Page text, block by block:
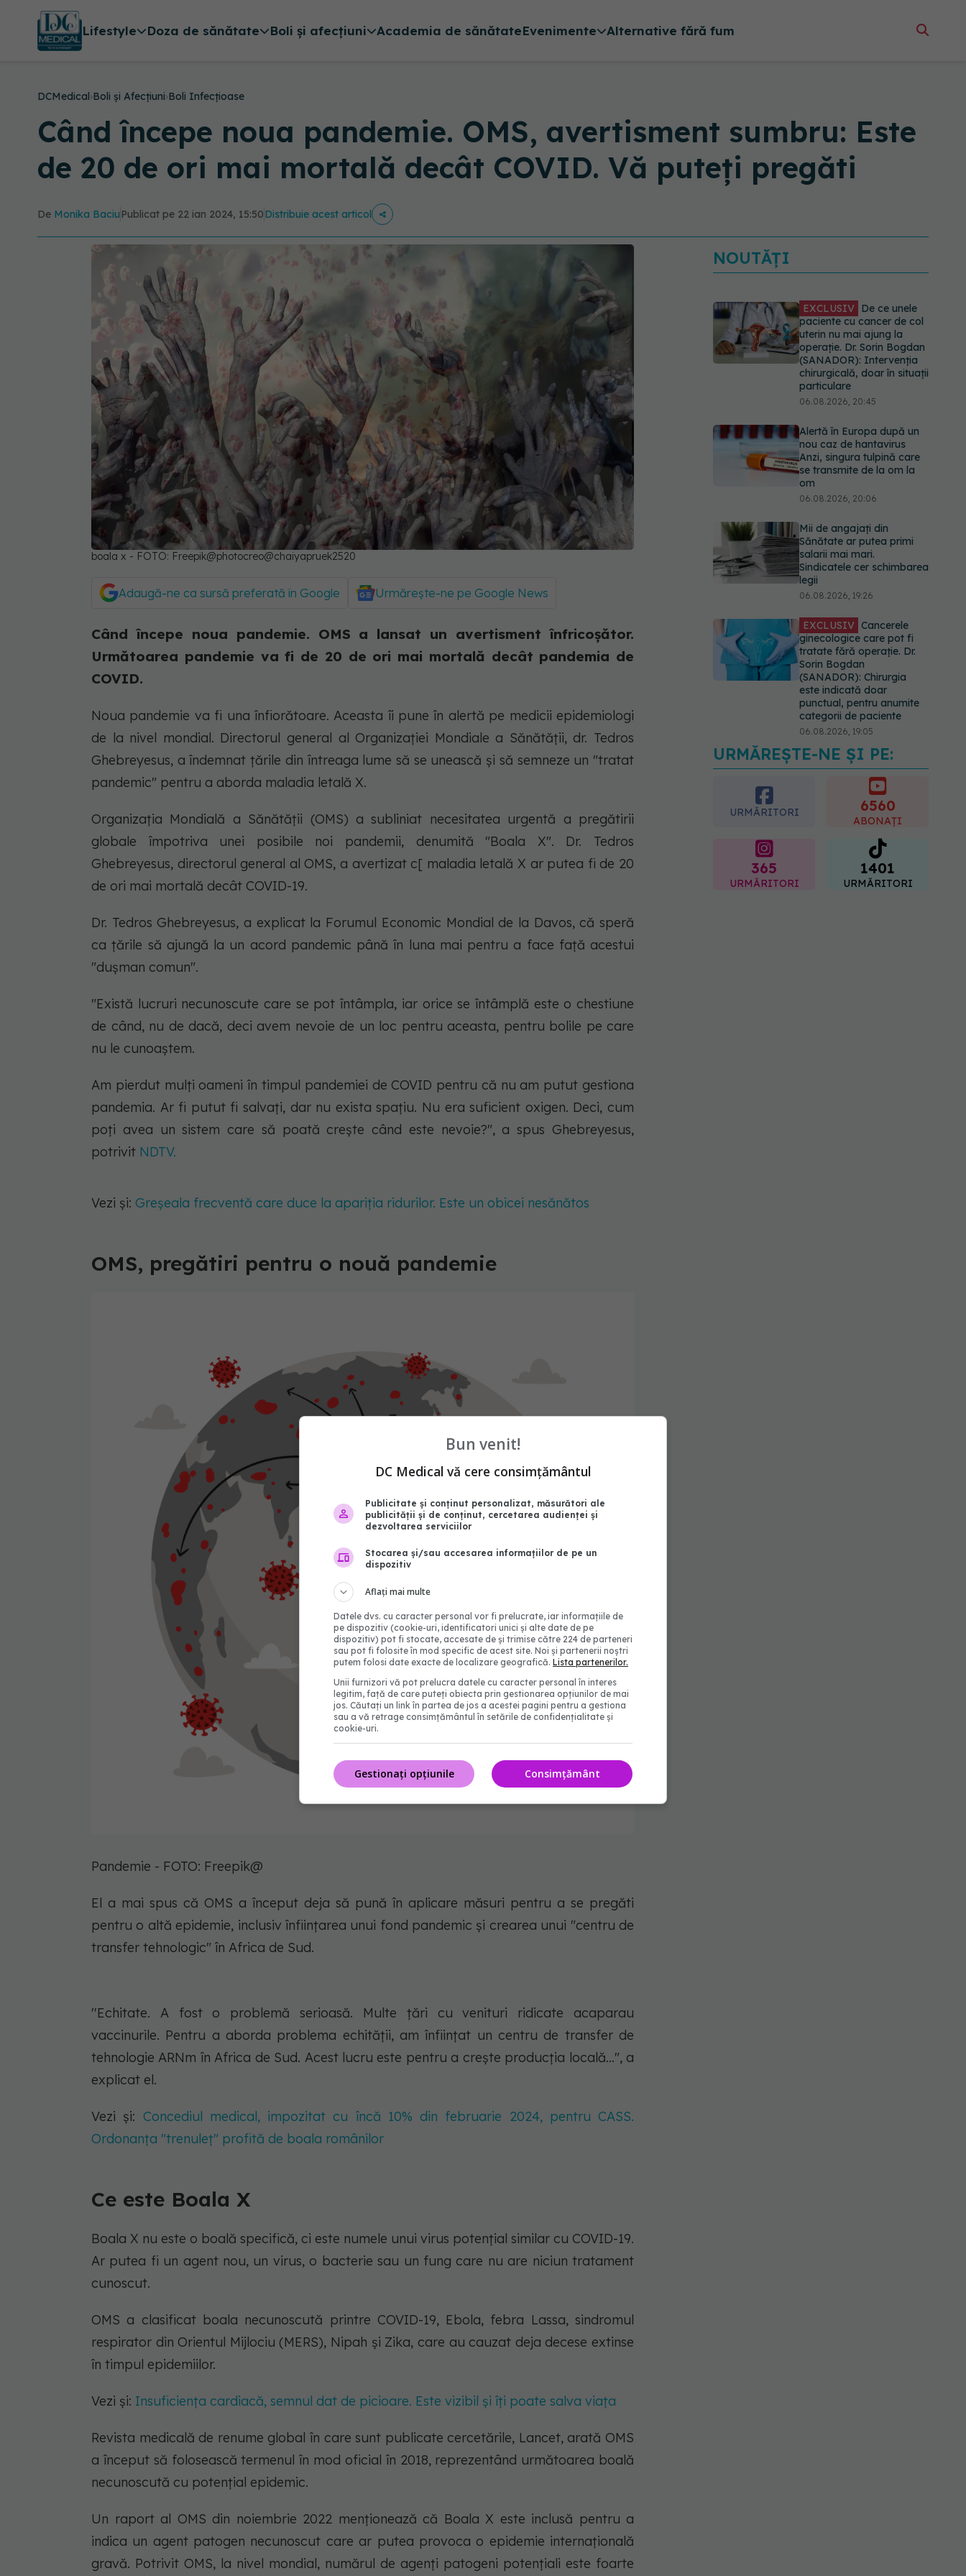
Lifestyle Doza de sănătate Boli și afecțiuni Academia de sănătateEvenimente Alternative fără fum
DCMedical›Boli și Afecțiuni›Boli Infecțioase
Când începe noua pandemie. OMS, avertisment sumbru: Este
de 20 de ori mai mortală decât COVID. Vă puteți pregăti
De Monika Baciu Publicat pe 22 ian 2024, 15:50Distribuie acest articol
boala x - FOTO: Freepik@photocreo@chaiyapruek2520
Adaugă-ne ca sursă preferată în Google Urmărește-ne pe Google News
Când începe noua pandemie. OMS a lansat un avertisment înfricoșător.
Următoarea pandemie va fi de 20 de ori mai mortală decât pandemia de
COVID.
Noua pandemie va fi una înfiorătoare. Aceasta îi pune în alertă pe medicii epidemiologi
de la nivel mondial. Directorul general al Organizației Mondiale a Sănătății, dr. Tedros
Ghebreyesus, a îndemnat țările din întreaga lume să se unească și să semneze un "tratat
pandemic" pentru a aborda maladia letală X.
Organizația Mondială a Sănătății (OMS) a subliniat necesitatea urgentă a pregătirii
globale împotriva unei posibile noi pandemii, denumită "Boala X". Dr. Tedros
Ghebreyesus, directorul general al OMS, a avertizat c[ maladia letală X ar putea fi de 20
de ori mai mortală decât COVID-19.
Dr. Tedros Ghebreyesus, a explicat la Forumul Economic Mondial de la Davos, că speră
ca țările să ajungă la un acord pandemic până în luna mai pentru a face față acestui
"dușman comun".
"Există lucruri necunoscute care se pot întâmpla, iar orice se întâmplă este o chestiune
de când, nu de dacă, deci avem nevoie de un loc pentru aceasta, pentru bolile pe care
nu le cunoaștem.
Am pierdut mulți oameni în timpul pandemiei de COVID pentru că nu am putut gestiona
pandemia. Ar fi putut fi salvați, dar nu exista spațiu. Nu era suficient oxigen. Deci, cum
poți avea un sistem care să poată crește când este nevoie?", a spus Ghebreyesus,
potrivit NDTV.
Vezi și: Greșeala frecventă care duce la apariția ridurilor. Este un obicei nesănătos
OMS, pregătiri pentru o nouă pandemie
Pandemie - FOTO: Freepik@
El a mai spus că OMS a început deja să pună în aplicare măsuri pentru a se pregăti
pentru o altă epidemie, inclusiv înființarea unui fond pandemic și crearea unui "centru de
transfer tehnologic" în Africa de Sud.
''Echitate. A fost o problemă serioasă. Multe țări cu venituri ridicate acaparau
vaccinurile. Pentru a aborda problema echității, am înființat un centru de transfer de
tehnologie ARNm în Africa de Sud. Acest lucru este pentru a crește producția locală...", a
explicat el.
Vezi și: Concediul medical, impozitat cu încă 10% din februarie 2024, pentru CASS.
Ordonanța "trenuleț" profită de boala românilor
Ce este Boala X
Boala X nu este o boală specifică, ci este numele unui virus potențial similar cu COVID-19.
Ar putea fi un agent nou, un virus, o bacterie sau un fung care nu are niciun tratament
cunoscut.
OMS a clasificat boala necunoscută printre COVID-19, Ebola, febra Lassa, sindromul
respirator din Orientul Mijlociu (MERS), Nipah și Zika, care au cauzat deja decese extinse
în timpul epidemiilor.
Vezi și: Insuficiența cardiacă, semnul dat de picioare. Este vizibil și îți poate salva viața
Revista medicală de renume global în care sunt publicate cercetările, Lancet, arată OMS
a început să folosească termenul în mod oficial în 2018, reprezentând următoarea boală
necunoscută cu potențial epidemic.
Un raport al OMS din noiembrie 2022 menționează că Boala X este inclusă pentru a
indica un agent patogen necunoscut care ar putea provoca o epidemie internațională
gravă. Potrivit OMS, la nivel mondial, numărul de agenți patogeni potențiali este foarte
NOUTĂȚI
EXCLUSIV De ce unele
paciente cu cancer de col
uterin nu mai ajung la
operație. Dr. Sorin Bogdan
(SANADOR): Intervenția
chirurgicală, doar în situații
particulare
06.08.2026, 20:45
Alertă în Europa după un
nou caz de hantavirus
Anzi, singura tulpină care
se transmite de la om la
om
06.08.2026, 20:06
Mii de angajați din
Sănătate ar putea primi
salarii mai mari.
Sindicatele cer schimbarea
legii
06.08.2026, 19:26
EXCLUSIV Cancerele
ginecologice care pot fi
tratate fără operație. Dr.
Sorin Bogdan
(SANADOR): Chirurgia
este indicată doar
punctual, pentru anumite
categorii de paciente
06.08.2026, 19:05
EXCLUSIV Brahiterapie
vs radioterapie externă în
cancerul ginecologic. Dr.
Sorin Bogdan (SANADOR)
explică diferența și cum
acționează tratamentul
URMĂREȘTE-NE ȘI PE:
URMĂRITORI 6560
ABONAȚI
365
URMĂRITORI
1401
URMĂRITORI
Bun venit!
DC Medical vă cere consimțământul
Publicitate și conținut personalizat, măsurători ale
publicității și de conținut, cercetarea audienței și
dezvoltarea serviciilor
Stocarea și/sau accesarea informațiilor de pe un
dispozitiv
Aflați mai multe
Datele dvs. cu caracter personal vor fi prelucrate, iar informațiile de
pe dispozitiv (cookie-uri, identificatori unici și alte date de pe
dispozitiv) pot fi stocate, accesate de și trimise către 224 de parteneri
sau pot fi folosite în mod specific de acest site. Noi și partenerii noștri
putem folosi date exacte de localizare geografică. Lista partenerilor.
Unii furnizori vă pot prelucra datele cu caracter personal în interes
legitim, față de care puteți obiecta prin gestionarea opțiunilor de mai
jos. Căutați un link în partea de jos a acestei pagini pentru a gestiona
sau a vă retrage consimțământul în setările de confidențialitate și
cookie-uri.
Consimțământ
Gestionați opțiunile